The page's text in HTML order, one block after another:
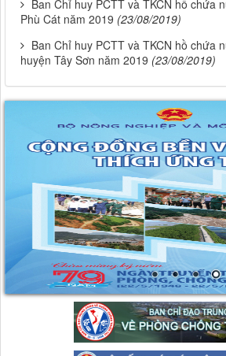
Ban Chỉ huy PCTT và TKCN hồ chứa
Phù Cát năm 2019 (23/08/2019)
Ban Chỉ huy PCTT và TKCN hồ chứa
huyện Tây Sơn năm 2019 (23/08/2019)